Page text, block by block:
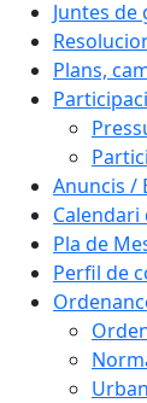
Juntes de
Plans,
Anuncis /
Calendari
Pla de
Perfil de